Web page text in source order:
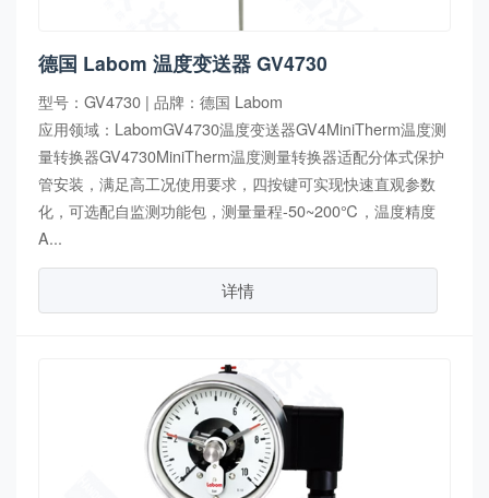
德国 Labom 温度变送器 GV4730
型号：GV4730 | 品牌：德国 Labom
应用领域：LabomGV4730温度变送器GV4MiniTherm温度测
量转换器GV4730MiniTherm温度测量转换器适配分体式保护
管安装，满足高工况使用要求，四按键可实现快速直观参数
化，可选配自监测功能包，测量量程-50~200℃，温度精度
A...
详情